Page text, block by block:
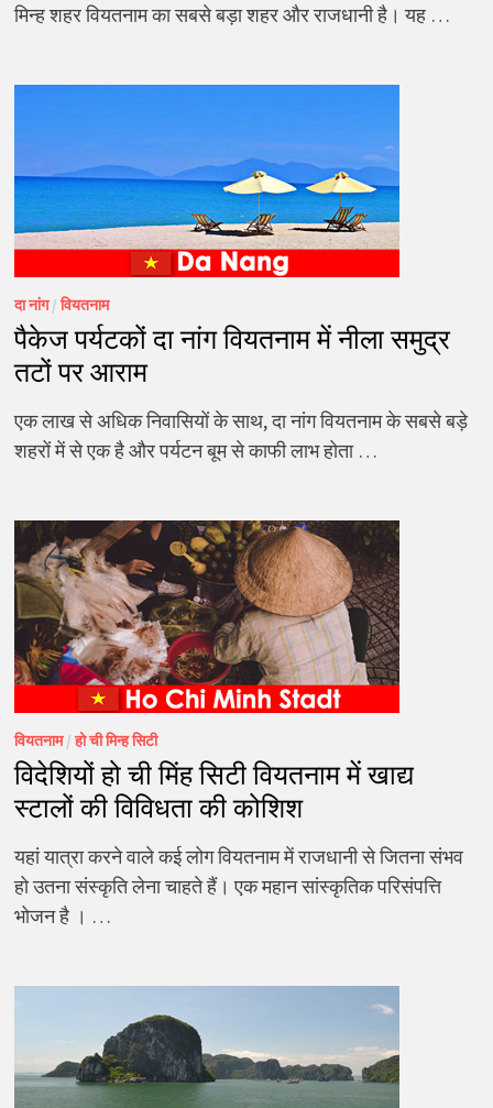
मिन्ह शहर वियतनाम का सबसे बड़ा शहर और राजधानी है। यह …
दा नांग/वियतनाम
पैकेज पर्यटकों दा नांग वियतनाम में नीला समुद्र
तटों पर आराम
एक लाख से अधिक निवासियों के साथ, दा नांग वियतनाम के सबसे बड़े
शहरों में से एक है और पर्यटन बूम से काफी लाभ होता …
वियतनाम/हो ची मिन्ह सिटी
विदेशियों हो ची मिंह सिटी वियतनाम में खाद्य
स्टालों की विविधता की कोशिश
यहां यात्रा करने वाले कई लोग वियतनाम में राजधानी से जितना संभव
हो उतना संस्कृति लेना चाहते हैं। एक महान सांस्कृतिक परिसंपत्ति
भोजन है । …